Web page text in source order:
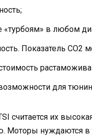
«турбоям» в любом
Показатель
для
считается их
Моторы нуждаются в